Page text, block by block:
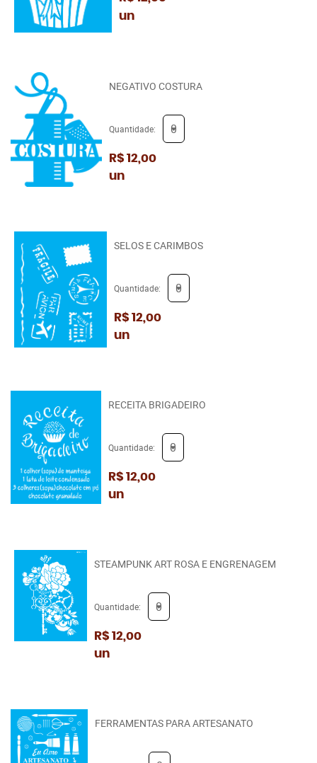
un
NEGATIVO COSTURA
Quantidade:
R$ 12,00
un
SELOS E CARIMBOS
Quantidade:
R$ 12,00
un
RECEITA BRIGADEIRO
Quantidade:
R$ 12,00
un
STEAMPUNK ART ROSA E ENGRENAGEM
Quantidade:
R$ 12,00
un
FERRAMENTAS PARA ARTESANATO